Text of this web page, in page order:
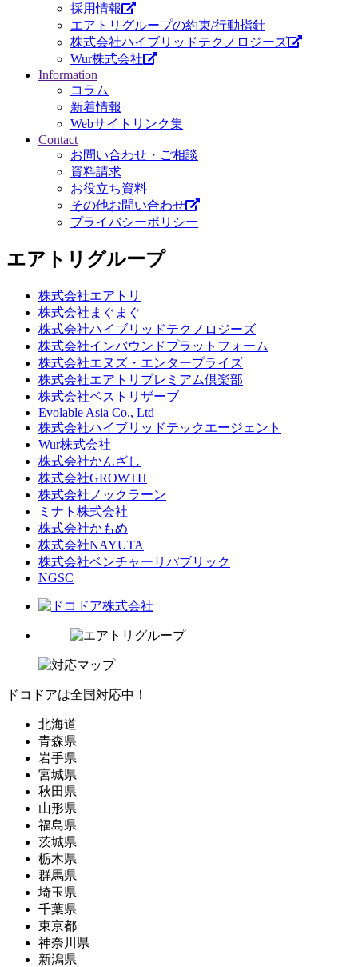
採用情報
エアトリグループの約束/行動指針
株式会社ハイブリッドテクノロジーズ
Wur株式会社
Information
コラム
新着情報
Webサイトリンク集
Contact
お問い合わせ・ご相談
資料請求
お役立ち資料
その他お問い合わせ
プライバシーポリシー
エアトリグループ
株式会社エアトリ
株式会社まぐまぐ
株式会社ハイブリッドテクノロジーズ
株式会社インバウンドプラットフォーム
株式会社エヌズ・エンタープライズ
株式会社エアトリプレミアム倶楽部
株式会社ベストリザーブ
Evolable Asia Co., Ltd
株式会社ハイブリッドテックエージェント
Wur株式会社
株式会社かんざし
株式会社GROWTH
株式会社ノックラーン
ミナト株式会社
株式会社かもめ
株式会社NAYUTA
株式会社ベンチャーリパブリック
NGSC
ドコドアは全国対応中！
北海道
青森県
岩手県
宮城県
秋田県
山形県
福島県
茨城県
栃木県
群馬県
埼玉県
千葉県
東京都
神奈川県
新潟県